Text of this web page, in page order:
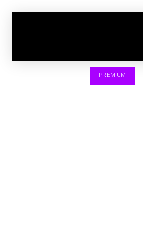
PREMIUM